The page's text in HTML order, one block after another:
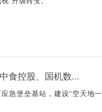
食控股、国机数...
急堡垒基站，建设“空天地一